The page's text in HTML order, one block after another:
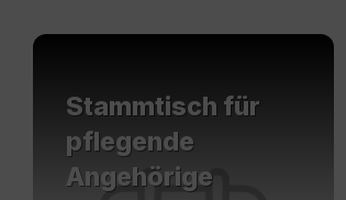
Stammtisch für
pflegende
Angehörige
Mehr